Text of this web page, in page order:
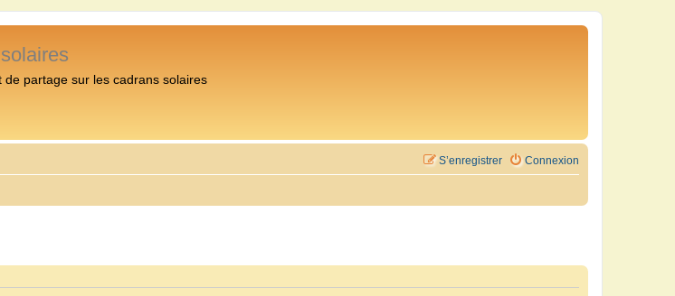
de partage sur les cadrans solaires
Connexion
S’enregistrer